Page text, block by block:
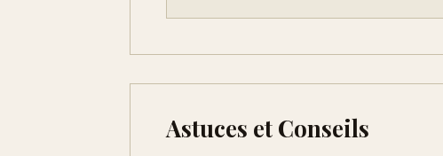
Astuces et Conseils